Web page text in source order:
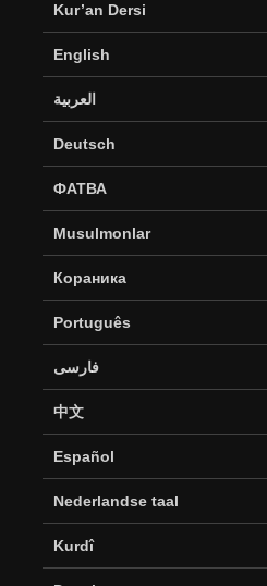
Kur’an Dersi
English
العربية
Deutsch
ФАТВА
Musulmonlar
Кораника
Português
فارسی
中文
Español
Nederlandse taal
Kurdî